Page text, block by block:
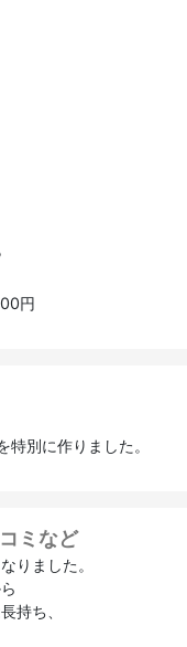
円
特別に作りました。
ミなど
りました。
持ち、